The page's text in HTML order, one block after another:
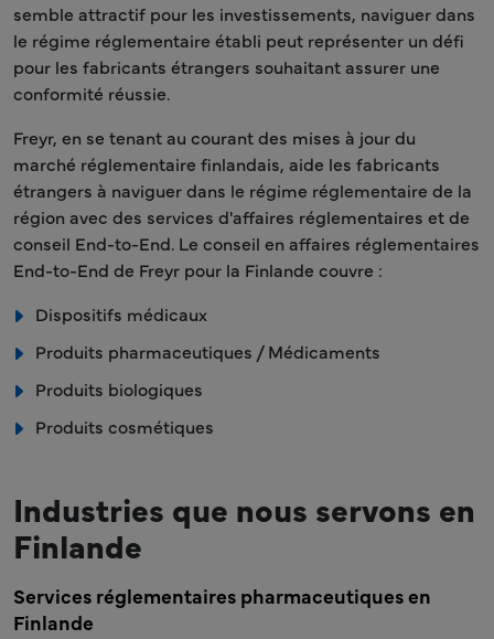
semble attractif pour les investissements, naviguer dans
le régime réglementaire établi peut représenter un défi
pour les fabricants étrangers souhaitant assurer une
conformité réussie.
Freyr, en se tenant au courant des mises à jour du
marché réglementaire finlandais, aide les fabricants
étrangers à naviguer dans le régime réglementaire de la
région avec des services d'affaires réglementaires et de
conseil End-to-End. Le conseil en affaires réglementaires
End-to-End de Freyr pour la Finlande couvre :
Dispositifs médicaux
Produits pharmaceutiques / Médicaments
Produits biologiques
Produits cosmétiques
Industries que nous servons en
Finlande
Services réglementaires pharmaceutiques en
Finlande